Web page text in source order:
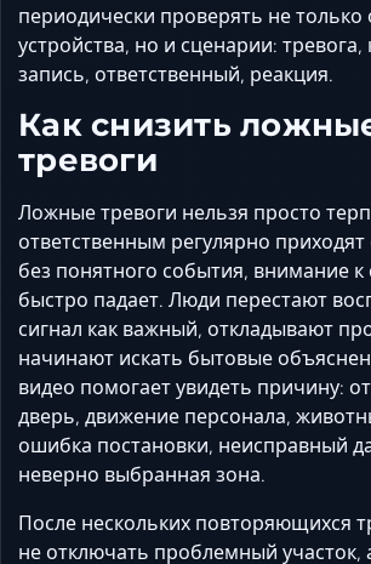
периодически проверять не только
устройства, но и сценарии: тревога,
запись, ответственный, реакция.
Как снизить
тревоги
Ложные тревоги нельзя просто
ответственным регулярно приходят
без понятного события, внимание к
быстро падает. Люди перестают
сигнал как важный, откладывают
начинают искать бытовые
видео помогает увидеть причину:
дверь, движение персонала,
ошибка постановки, неисправный
неверно выбранная зона.
После нескольких повторяющихся
не отключать проблемный участок,